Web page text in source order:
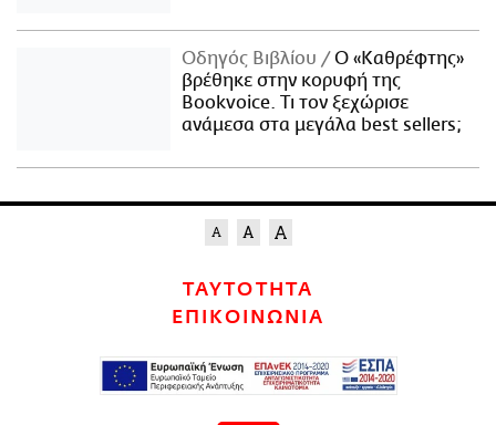
Οδηγός Βιβλίου
Ο «Καθρέφτης»
βρέθηκε στην κορυφή της
Bookvoice. Τι τον ξεχώρισε
ανάμεσα στα μεγάλα best sellers;
ΤΑΥΤΟΤΗΤΑ
ΕΠΙΚΟΙΝΩΝΙΑ